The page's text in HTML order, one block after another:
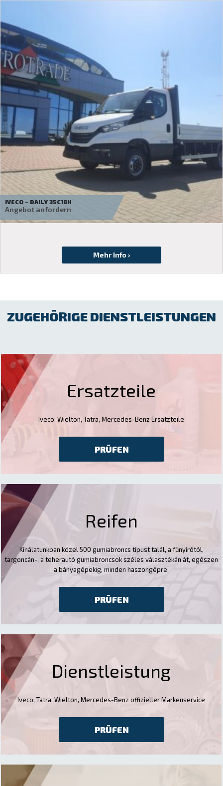
BYD – ETM6 BASIC – ÚJ ELEKTROMOS TGK.
75 000€
ZUGEHÖRIGE DIENSTLEISTUNGEN
Ersatzteile
Iveco, Wielton, Tatra, Mercedes-Benz Ersatzteile
PRÜFEN
Reifen
Kínálatunkban közel 500 gumiabroncs típust talál, a fűnyírótól,
targoncán-, a teherautó gumiabroncsok széles választékán át, egészen
a bányagépekig, minden haszongépre.
PRÜFEN
Dienstleistung
Iveco, Tatra, Wielton, Mercedes-Benz offizieller Markenservice
PRÜFEN